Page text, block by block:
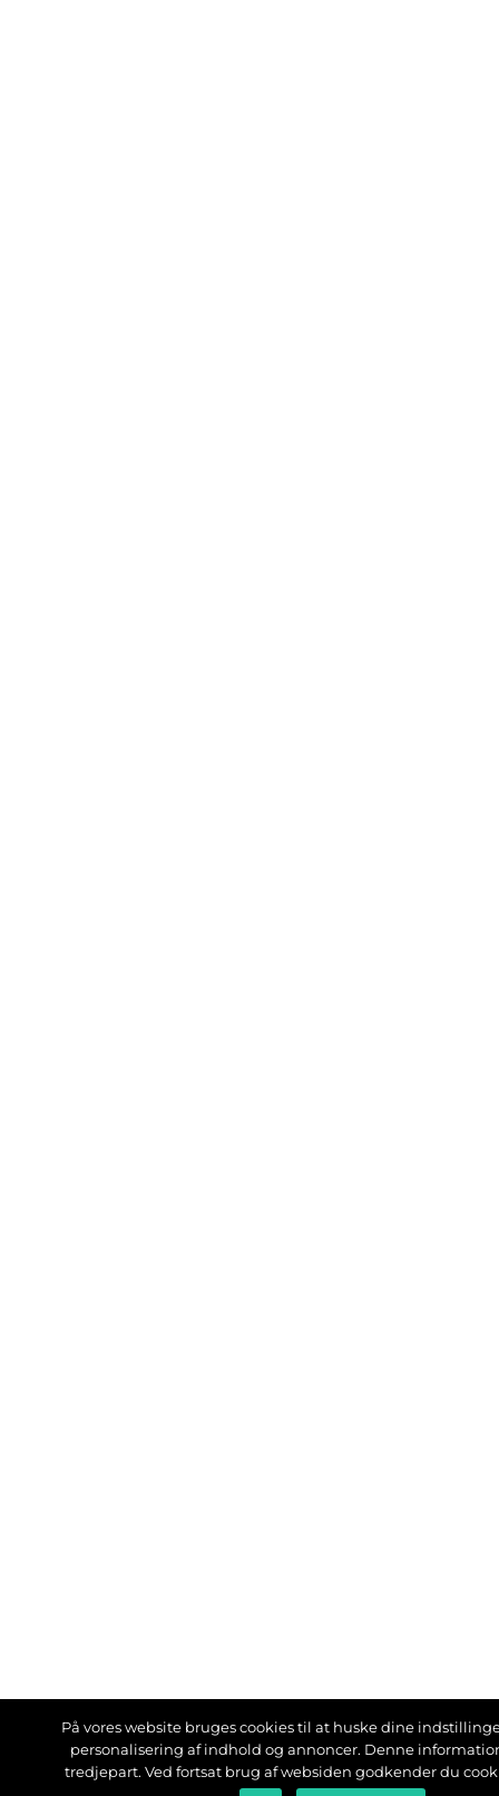
På vores website bruges cookies til at huske dine
personalisering af indhold og annoncer. Denne
tredjepart. Ved fortsat brug af websiden godkender du